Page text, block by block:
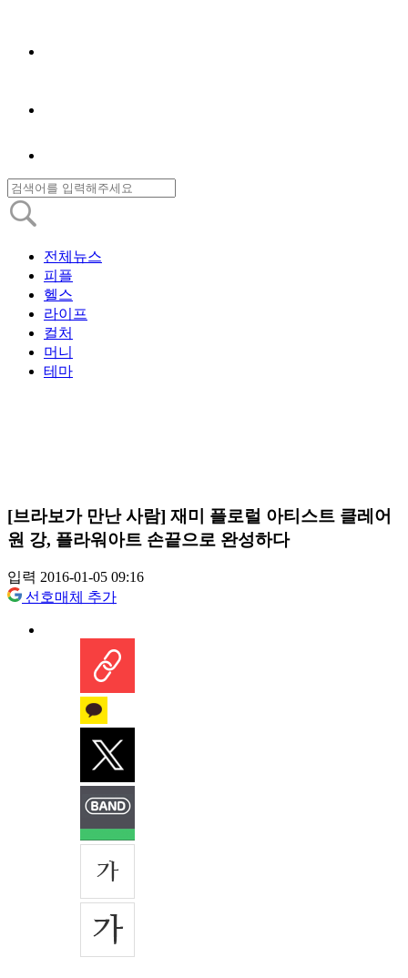
전체뉴스
피플
헬스
라이프
컬처
머니
테마
[브라보가 만난 사람] 재미 플로럴 아티스트 클레어
원 강, 플라워아트 손끝으로 완성하다
입력 2016-01-05 09:16
선호매체 추가